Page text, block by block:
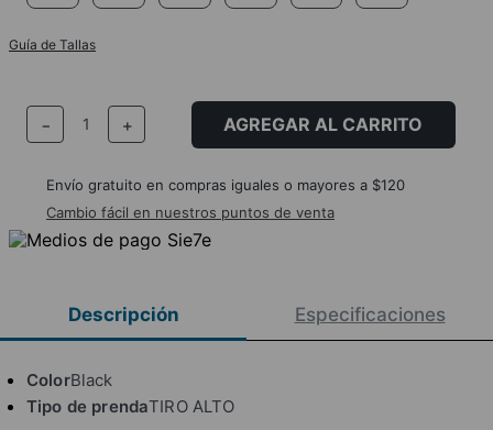
Guía de Tallas
＋
－ AGREGAR AL CARRITO
Envío gratuito en compras iguales o mayores a $120
Cambio fácil en nuestros puntos de venta
Descripción Especificaciones
ColorBlack
Tipo de prendaTIRO ALTO